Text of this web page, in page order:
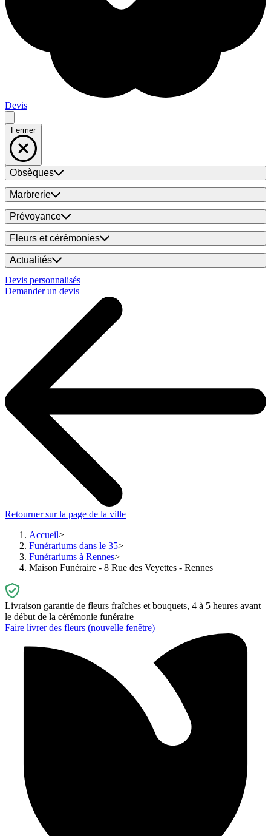
Devis
Fermer
Obsèques
Marbrerie
Prévoyance
Fleurs et cérémonies
Actualités
Devis personnalisés
Demander un devis
Retourner sur la page de la ville
Accueil
Funérariums dans le 35
Funérariums à Rennes
Maison Funéraire - 8 Rue des Veyettes - Rennes
Livraison garantie de fleurs fraîches et bouquets, 4 à 5 heures avant
le début de la cérémonie funéraire
Faire livrer des fleurs (nouvelle fenêtre)